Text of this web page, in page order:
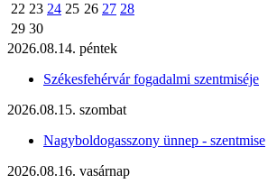
22 23 24 25 26 27 28
29 30
2026.08.14. péntek
Székesfehérvár fogadalmi szentmiséje
2026.08.15. szombat
Nagyboldogasszony ünnep - szentmise
2026.08.16. vasárnap